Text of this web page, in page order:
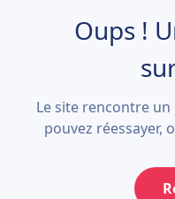
Oups !
Le site rencontre
pouvez réessayer,